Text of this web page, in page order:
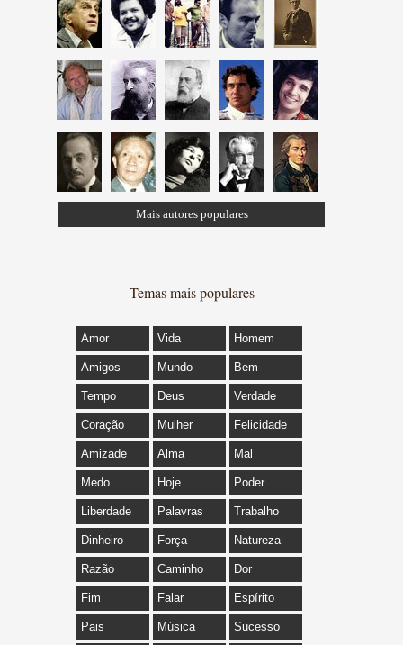
Mais autores populares
Temas mais populares
Amor Vida Homem
Amigos Mundo Bem
Tempo Deus Verdade
Coração Mulher Felicidade
Amizade Alma Mal
Medo Hoje Poder
Liberdade Palavras Trabalho
Dinheiro Força Natureza
Razão Caminho Dor
Fim Falar Espírito
Pais Música Sucesso